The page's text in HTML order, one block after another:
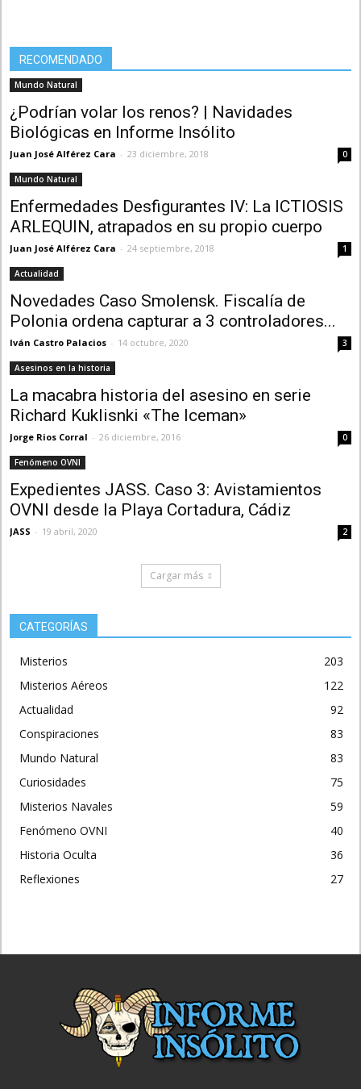
RECOMENDADO
Mundo Natural
¿Podrían volar los renos? | Navidades
Biológicas en Informe Insólito
Juan José Alférez Cara - 23 diciembre, 2018 0
Mundo Natural
Enfermedades Desfigurantes IV: La ICTIOSIS
ARLEQUIN, atrapados en su propio cuerpo
Juan José Alférez Cara - 24 septiembre, 2018 1
Actualidad
Novedades Caso Smolensk. Fiscalía de
Polonia ordena capturar a 3 controladores...
Iván Castro Palacios - 14 octubre, 2020 3
Asesinos en la historia
La macabra historia del asesino en serie
Richard Kuklisnki «The Iceman»
Jorge Rios Corral - 26 diciembre, 2016 0
Fenómeno OVNI
Expedientes JASS. Caso 3: Avistamientos
OVNI desde la Playa Cortadura, Cádiz
JASS - 19 abril, 2020 2
Cargar más
CATEGORÍAS
Misterios
203
Misterios Aéreos
122
Actualidad
92
Conspiraciones
83
Mundo Natural
83
Curiosidades
75
Misterios Navales
59
Fenómeno OVNI
40
Historia Oculta
36
Reflexiones
27